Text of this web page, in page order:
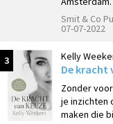
Smit & Co
07-07-2022
3 Kelly
De kracht
Zonder
je inzichten
maken die